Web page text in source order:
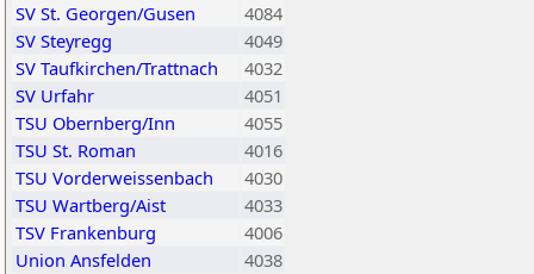
SV St. Georgen/Gusen
4084
SV Steyregg
4049
SV Taufkirchen/Trattnach
4032
SV Urfahr
4051
TSU Obernberg/Inn
4055
TSU St. Roman
4016
TSU Vorderweissenbach
4030
TSU Wartberg/Aist
4033
TSV Frankenburg
4006
Union Ansfelden
4038